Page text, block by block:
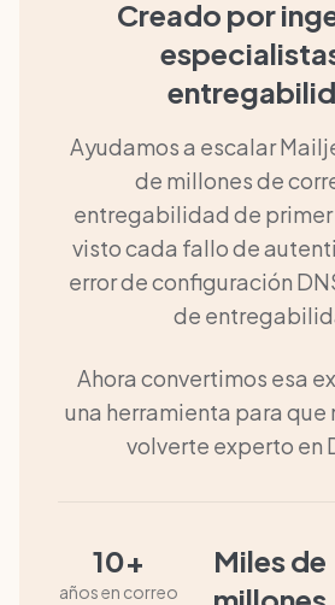
Creado por
Ayudamos a escalar
de millones de
entregabilidad de primer
visto cada fallo de
error de configuración
de
Ahora convertimos esa
una herramienta para que
volverte experto en
10+
años en correo
Miles de